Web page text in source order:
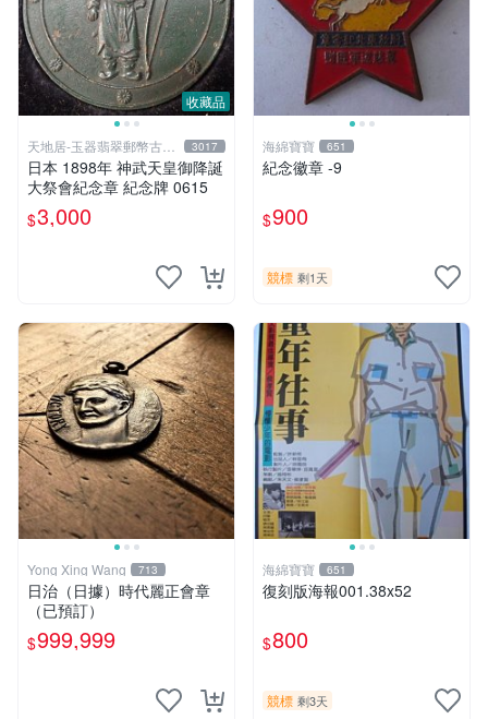
收藏品
天地居-玉器翡翠郵幣古玩
藝品
3017
日本 1898年 神武天皇御降誕
大祭會紀念章 紀念牌 0615
$3,000
海綿寶寶 651
紀念徽章 -9
$900
競標 剩1天
Yong Xing Wang 713
日治（日據）時代麗正會章
（已預訂）
$999,999
海綿寶寶 651
復刻版海報001.38x52
$800
競標 剩3天